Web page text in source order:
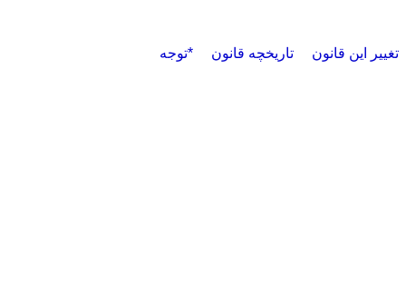
تغییر این قانون تاریخچه قانون *توجه